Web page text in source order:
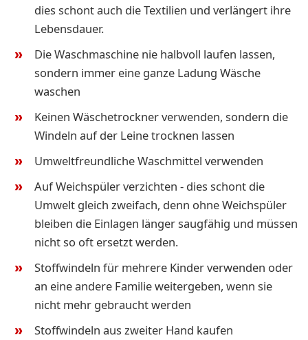
dies schont auch die Textilien und verlängert ihre
Lebensdauer.
Die Waschmaschine nie halbvoll laufen lassen,
sondern immer eine ganze Ladung Wäsche
waschen
Keinen Wäschetrockner verwenden, sondern die
Windeln auf der Leine trocknen lassen
Umweltfreundliche Waschmittel verwenden
Auf Weichspüler verzichten - dies schont die
Umwelt gleich zweifach, denn ohne Weichspüler
bleiben die Einlagen länger saugfähig und müssen
nicht so oft ersetzt werden.
Stoffwindeln für mehrere Kinder verwenden oder
an eine andere Familie weitergeben, wenn sie
nicht mehr gebraucht werden
Stoffwindeln aus zweiter Hand kaufen